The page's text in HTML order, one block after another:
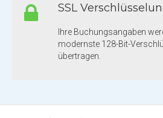
SSL
Ihre Buchungsangaben
modernste 128-Bit-
übertragen.